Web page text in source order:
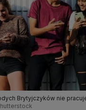
Brytyjczyków nie